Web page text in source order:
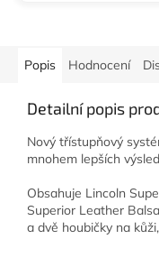
Popis Hodnocení
Detailní popis
Nový třístupňový
mnohem lepších
Obsahuje Lincoln
Superior Leather
a dvě houbičky na